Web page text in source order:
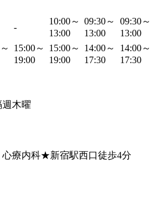
-
10:00～
13:00
09:30～
13:00
09:30～
13:00
15:00～
19:00
15:00～
19:00
14:00～
17:30
14:00～
17:30
木曜
療内科★新宿駅西口徒歩4分